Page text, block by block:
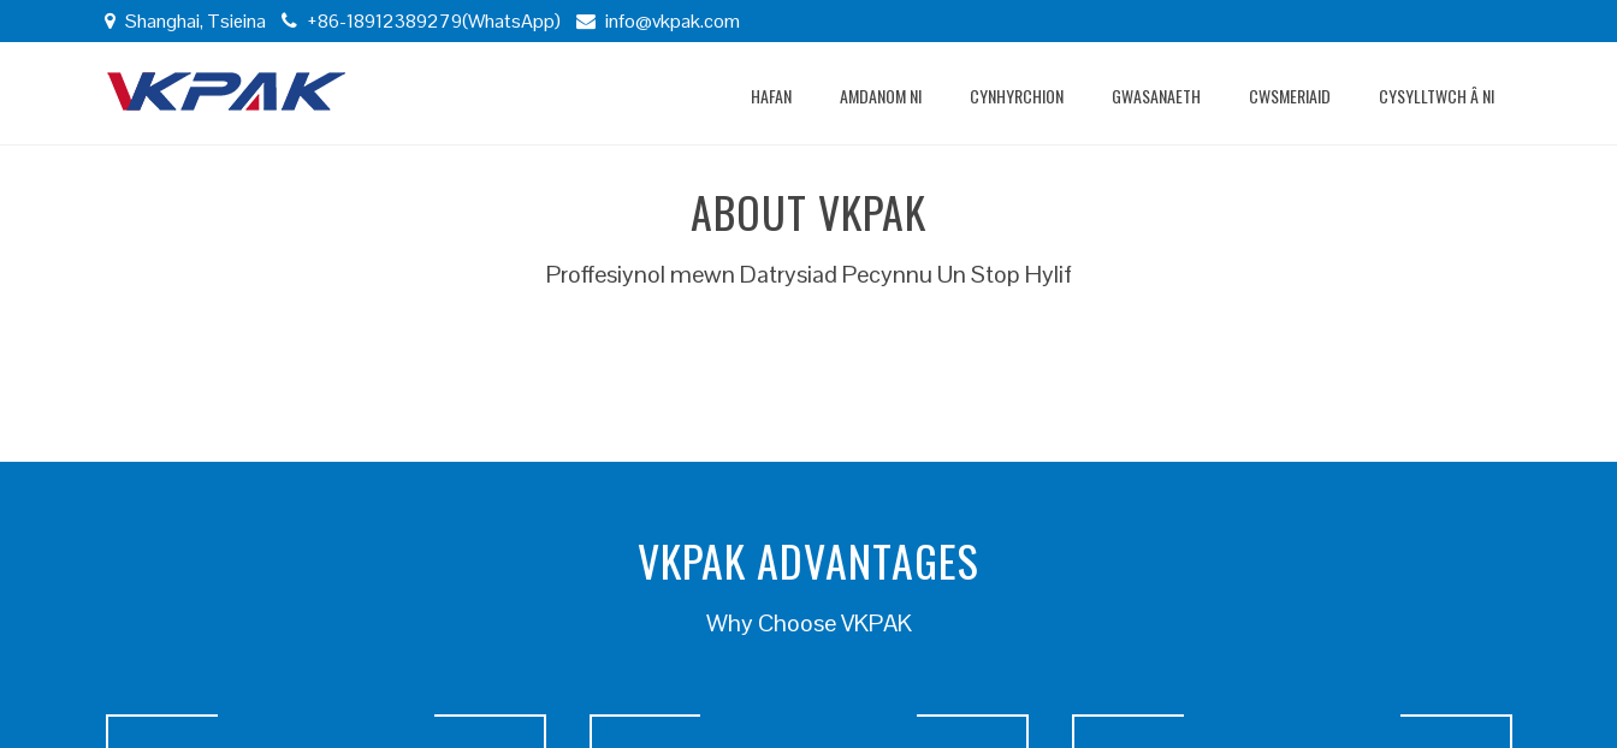
Shanghai, Tsieina +86-18912389279(WhatsApp) info@vkpak.com
HAFAN AMDANOM NI CYNHYRCHION GWASANAETH CWSMERIAID CYSYLLTWCH Â NI
ABOUT VKPAK
Proffesiynol mewn Datrysiad Pecynnu Un Stop Hylif
VKPAK ADVANTAGES
Why Choose VKPAK